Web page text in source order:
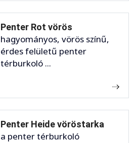
Penter Rot vörös
hagyományos, vörös színű,
érdes felületű penter
térburkoló ...
Penter Heide vöröstarka
a penter térburkoló